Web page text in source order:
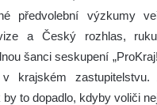
předvolební výzkumy
a Český rozhlas,
šanci seskupení
krajském
to dopadlo, kdyby voliči